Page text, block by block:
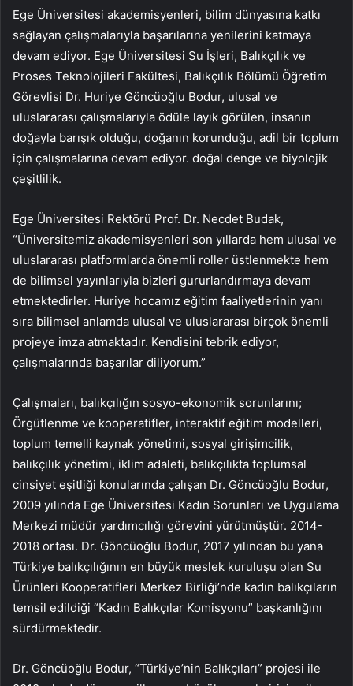
Ege Üniversitesi akademisyenleri, bilim dünyasına katkı
sağlayan çalışmalarıyla başarılarına yenilerini katmaya
devam ediyor. Ege Üniversitesi Su İşleri, Balıkçılık ve
Proses Teknolojileri Fakültesi, Balıkçılık Bölümü Öğretim
Görevlisi Dr. Huriye Göncüoğlu Bodur, ulusal ve
uluslararası çalışmalarıyla ödüle layık görülen, insanın
doğayla barışık olduğu, doğanın korunduğu, adil bir toplum
için çalışmalarına devam ediyor. doğal denge ve biyolojik
çeşitlilik.
Ege Üniversitesi Rektörü Prof. Dr. Necdet Budak,
“Üniversitemiz akademisyenleri son yıllarda hem ulusal ve
uluslararası platformlarda önemli roller üstlenmekte hem
de bilimsel yayınlarıyla bizleri gururlandırmaya devam
etmektedirler. Huriye hocamız eğitim faaliyetlerinin yanı
sıra bilimsel anlamda ulusal ve uluslararası birçok önemli
projeye imza atmaktadır. Kendisini tebrik ediyor,
çalışmalarında başarılar diliyorum.”
Çalışmaları, balıkçılığın sosyo-ekonomik sorunlarını;
Örgütlenme ve kooperatifler, interaktif eğitim modelleri,
toplum temelli kaynak yönetimi, sosyal girişimcilik,
balıkçılık yönetimi, iklim adaleti, balıkçılıkta toplumsal
cinsiyet eşitliği konularında çalışan Dr. Göncüoğlu Bodur,
2009 yılında Ege Üniversitesi Kadın Sorunları ve Uygulama
Merkezi müdür yardımcılığı görevini yürütmüştür. 2014-
2018 ortası. Dr. Göncüoğlu Bodur, 2017 yılından bu yana
Türkiye balıkçılığının en büyük meslek kuruluşu olan Su
Ürünleri Kooperatifleri Merkez Birliği’nde kadın balıkçıların
temsil edildiği “Kadın Balıkçılar Komisyonu” başkanlığını
sürdürmektedir.
Dr. Göncüoğlu Bodur, “Türkiye’nin Balıkçıları” projesi ile